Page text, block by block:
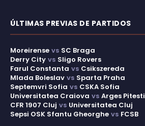
ÚLTIMAS PREVIAS DE PARTIDOS
Moreirense vs SC Braga
Derry City vs Sligo Rovers
Farul Constanta vs Csikszereda
Mlada Boleslav vs Sparta Praha
Septemvri Sofia vs CSKA Sofia
Universitatea Craiova vs Arges Pitesti
CFR 1907 Cluj vs Universitatea Cluj
Sepsi OSK Sfantu Gheorghe vs FCSB